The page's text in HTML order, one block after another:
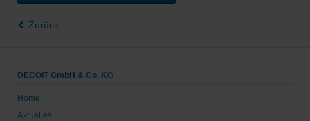
Zurück
DECOIT GmbH & Co. KG
Home
Aktuelles